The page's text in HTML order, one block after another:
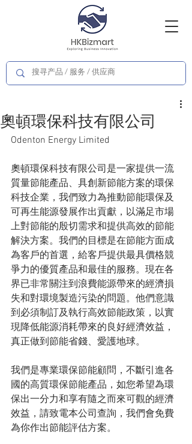
奧頓環保科技有限公司
Odenton Energy Limited
奧頓環保科技有限公司是一家提供一流
質量節能產品、具創新節能方案的環保
科技企業，我們致力為推動節能環保及
可再生能源發展作出貢獻，以滿足市場
上對節能的殷切需求和提供高效的節能
解決方案。我們的目標是在節能方面成
為客戶的首選，給客戶提供最具價格競
爭力的優質產品和最佳的服務。現在各
界已非常關注到浪費能源帶來的經濟損
失和對環境製造污染的問題。他們意識
到必須制訂及執行高效節能政策，以實
現降低能源消耗帶來的良好經濟效益，
真正做到節能省錢、愛護地球。
我們是專業環保節能顧問，不斷引進各
國的高質環保節能產品，如您希望為環
保出一分力和享有隨之而來可觀的經濟
效益，請致電本公司查詢，我們會免費
為你作出節能評估方案。